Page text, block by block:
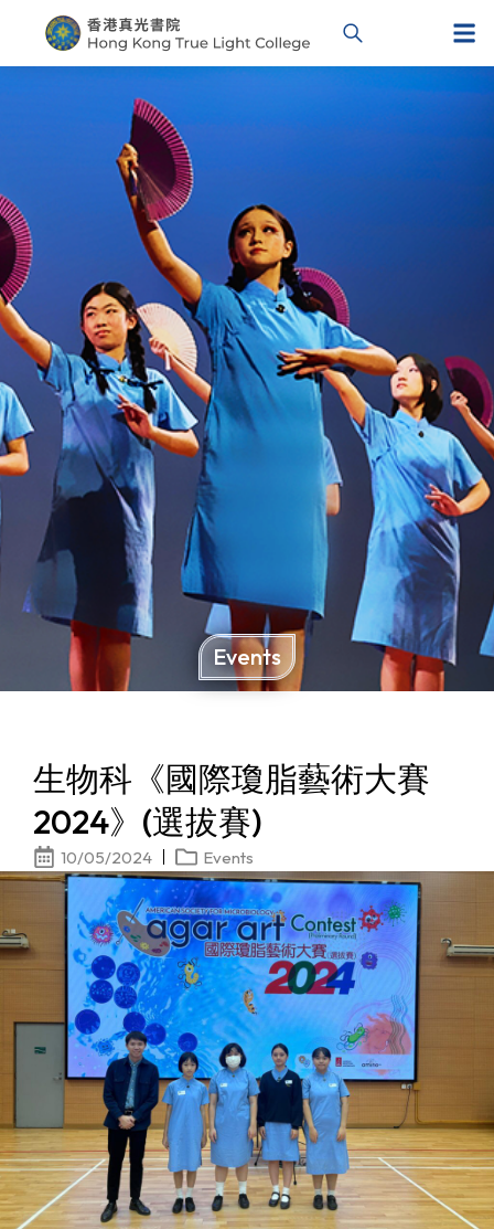
Events
生物科《國際瓊脂藝術大賽
2024》(選拔賽)
10/05/2024 Events